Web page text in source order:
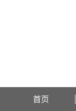
首页